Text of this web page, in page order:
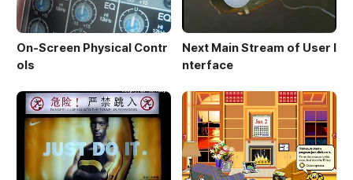
On-Screen Physical Contr
ols
Next Main Stream of User I
nterface